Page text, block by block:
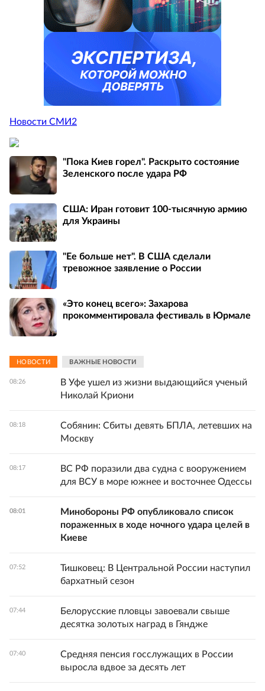
Новости СМИ2
"Пока Киев горел". Раскрыто состояние
Зеленского после удара РФ
США: Иран готовит 100-тысячную армию
для Украины
"Ее больше нет". В США сделали
тревожное заявление о России
«Это конец всего»: Захарова
прокомментировала фестиваль в Юрмале
НОВОСТИ ВАЖНЫЕ НОВОСТИ
08:26
В Уфе ушел из жизни выдающийся ученый
Николай Криони
08:18
Собянин: Сбиты девять БПЛА, летевших на
Москву
08:17
ВС РФ поразили два судна с вооружением
для ВСУ в море южнее и восточнее Одессы
08:01
Минобороны РФ опубликовало список
пораженных в ходе ночного удара целей в
Киеве
07:52
Тишковец: В Центральной России наступил
бархатный сезон
07:44
Белорусские пловцы завоевали свыше
десятка золотых наград в Гяндже
07:40
Средняя пенсия госслужащих в России
выросла вдвое за десять лет